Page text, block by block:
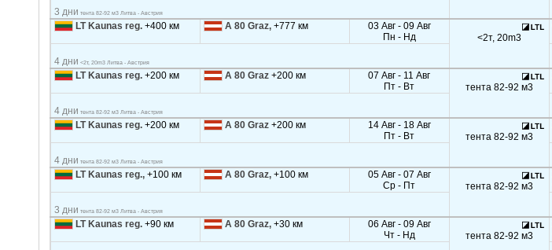
3 дни тента 82-92 м3 Литва - Австрия
LT Kaunas reg. +400 км A 80 Graz, +777 км
03 Авг - 09 Авг
Пн - Нд
<2т, 20m3
4 дни <2т, 20m3 Литва - Австрия
LT Kaunas reg. +200 км A 80 Graz +200 км
07 Авг - 11 Авг
Пт - Вт
тента 82-92 м3
4 дни тента 82-92 м3 Литва - Австрия
LT Kaunas reg. +200 км A 80 Graz +200 км
14 Авг - 18 Авг
Пт - Вт
тента 82-92 м3
4 дни тента 82-92 м3 Литва - Австрия
LT Kaunas reg., +100 км A 80 Graz, +100 км
05 Авг - 07 Авг
Ср - Пт
тента 82-92 м3
3 дни тента 82-92 м3 Литва - Австрия
LT Kaunas reg. +90 км A 80 Graz, +30 км
06 Авг - 09 Авг
Чт - Нд
тента 82-92 м3